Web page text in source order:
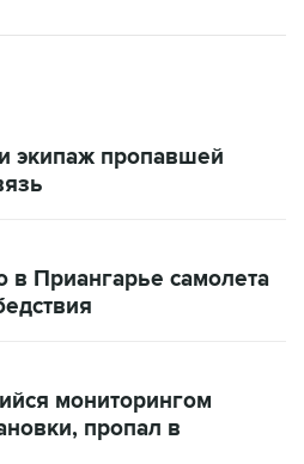
экипаж пропавшей
Приангарье самолета
мониторингом
пропал в